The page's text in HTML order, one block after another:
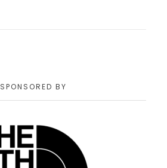
SPONSORED BY